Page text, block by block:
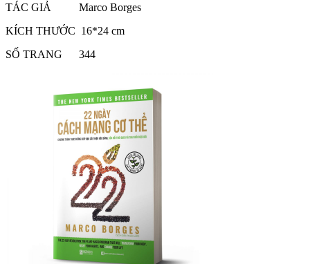
TÁC GIẢ Marco Borges
KÍCH THƯỚC 16*24 cm
SỐ TRANG 344